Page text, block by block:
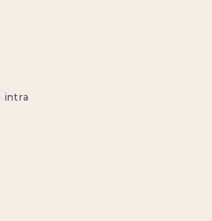
intra